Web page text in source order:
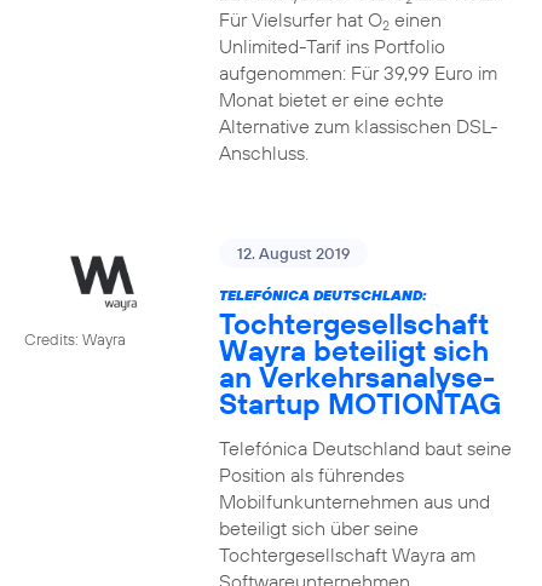
Für Vielsurfer hat O2einen
Unlimited-Tarif ins Portfolio
aufgenommen: Für 39,99 Euro im
Monat bietet er eine echte
Alternative zum klassischen DSL-
Anschluss.
Credits: Wayra
12. August 2019
TELEFÓNICA DEUTSCHLAND:
Tochtergesellschaft
Wayra beteiligt sich
an Verkehrsanalyse-
Startup MOTIONTAG
Telefónica Deutschland baut seine
Position als führendes
Mobilfunkunternehmen aus und
beteiligt sich über seine
Tochtergesellschaft Wayra am
Softwareunternehmen